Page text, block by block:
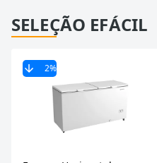
SELEÇÃO EFÁCIL
2%